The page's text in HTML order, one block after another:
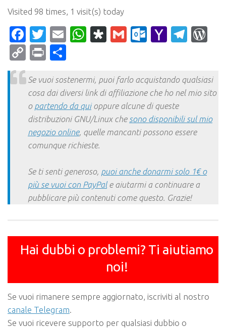
Visited 98 times, 1 visit(s) today
Facebook
Twitter
EmailWhatsApp
Diaspora
Gmail Yahoo
CopyPrint
Se vuoi sostenermi, puoi farlo acquistando qualsiasi
cosa dai diversi link di affiliazione che ho nel mio sito
o partendo da quioppure alcune di queste
distribuzioni GNU/Linux che sono disponibili sul mio
negozio online, quelle mancanti possono essere
comunque richieste.
Se ti senti generoso, puoi anche donarmi solo 1€ o
più se vuoi con PayPale aiutarmi a continuare a
pubblicare più contenuti come questo. Grazie!
Hai dubbi o problemi? Ti aiutiamo
noi!
Se vuoi rimanere sempre aggiornato, iscriviti al nostro
canale Telegram
Se vuoi ricevere supporto per qualsiasi dubbio o